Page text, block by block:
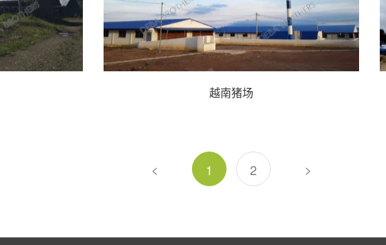
越南猪场
< 1 2 >